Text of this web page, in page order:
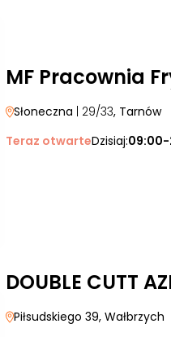
MF Pracownia
Słoneczna | 29/33, Tarnów
Teraz otwarteDzisiaj:
DOUBLE CUTT
Piłsudskiego 39, Wałbrzych